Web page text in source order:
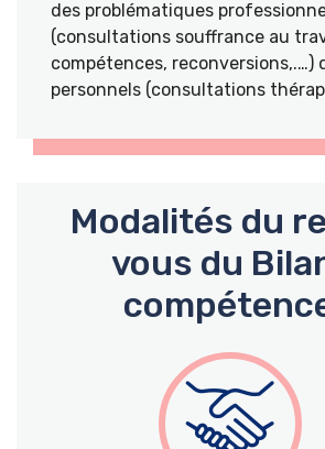
des problématiques
(consultations souffrance au
compétences, reconversions,.…)
personnels (consultations
Modalités du
vous du